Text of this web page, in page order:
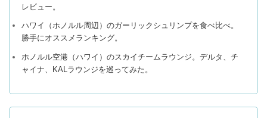
レビュー。
ハワイ（ホノルル周辺）のガーリックシュリンプを食べ比べ。
勝手にオススメランキング。
ホノルル空港（ハワイ）のスカイチームラウンジ。デルタ、チ
ャイナ、KALラウンジを巡ってみた。